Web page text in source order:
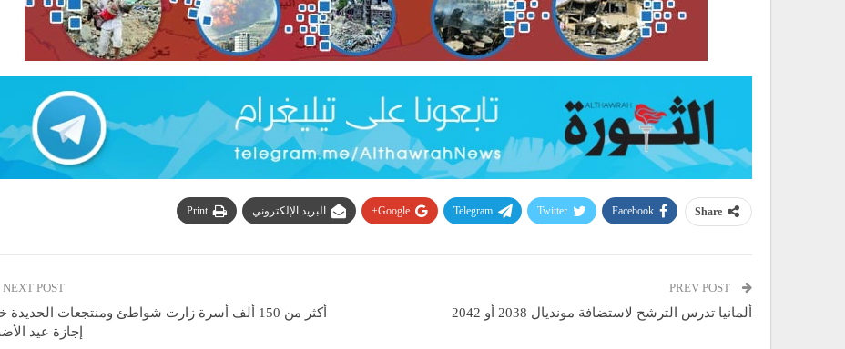
Share
Facebook
Twitter
Telegram
Google+ البريد الإلكتروني Print
ألمانيا تدرس الترشح لاستضافة مونديال 2038 أو 2042
NEXT POST
أكثر من 150 ألف أسرة زارت شواطئ ومنتجعات الحديدة
إجازة عيد